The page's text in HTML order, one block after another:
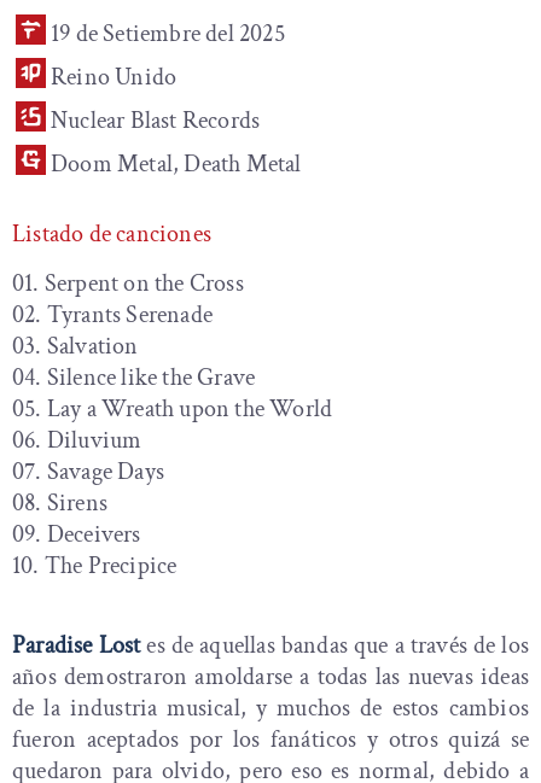
19 de Setiembre del 2025
Reino Unido
Nuclear Blast Records
Doom Metal, Death Metal
Listado de canciones
01. Serpent on the Cross
02. Tyrants Serenade
03. Salvation
04. Silence like the Grave
05. Lay a Wreath upon the World
06. Diluvium
07. Savage Days
08. Sirens
09. Deceivers
10. The Precipice
Paradise Lostes de aquellas bandas que a través de los
años demostraron amoldarse a todas las nuevas ideas
de la industria musical, y muchos de estos cambios
fueron aceptados por los fanáticos y otros quizá se
quedaron para olvido, pero eso es normal, debido a